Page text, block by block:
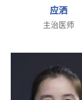
应洒
主治医师